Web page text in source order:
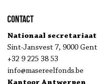
Contact
Nationaal secretariaat
Sint-Jansvest 7, 9000 Gent
+32 9 225 38 53
info@masereelfonds.be